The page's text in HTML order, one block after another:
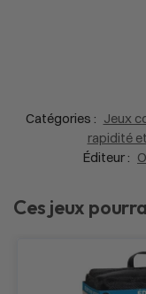
Catégories : Jeux
rapidité
Éditeur :
Ces jeux